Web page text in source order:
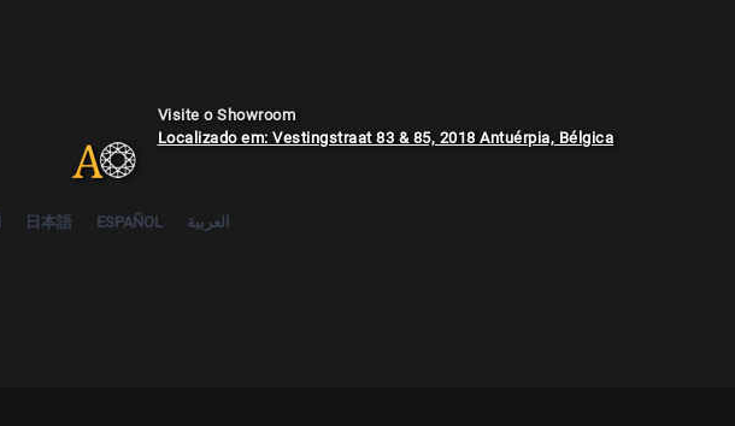
Visite o Showroom
Localizado em: Vestingstraat 83 & 85, 2018 Antuérpia, Bélgica
日本語 ESPAÑOL العربية